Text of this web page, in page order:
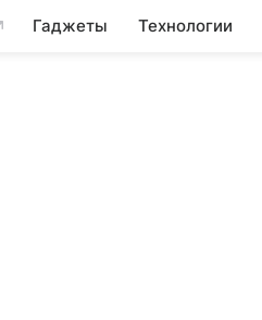
Гаджеты Технологии